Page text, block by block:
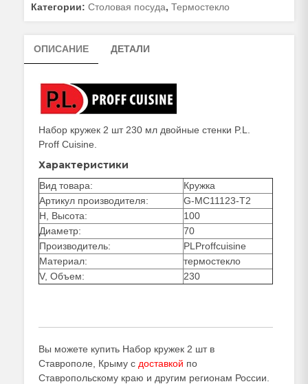
шт
двойные
стенки
Proff
Cuisine
Категории: Столовая посуда, Термостекло
ОПИСАНИЕ ДЕТАЛИ
Набор кружек 2 шт 230 мл двойные стенки P.L.
Proff Cuisine.
Характеристики
Вид товара:
Кружка
Артикул производителя:
G-MC11123-T2
H, Высота:
100
Диаметр:
70
Производитель:
PLProffcuisine
Материал:
термостекло
V, Объем:
230
Вы можете купить Набор кружек 2 шт в
Ставрополе, Крыму с доставкой по
Ставропольскому краю и другим регионам России.